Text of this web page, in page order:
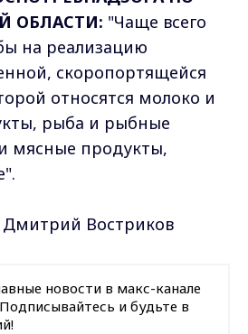
ОБЛАСТИ: "Чаще всего
на реализацию
скоропортящейся
относятся молоко и
рыба и рыбные
мясные продукты,
Дмитрий Востриков
новости в макс-канале
и будьте в